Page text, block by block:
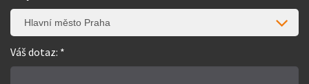
Hlavní město Praha
Váš dotaz: *